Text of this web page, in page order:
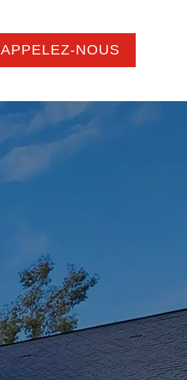
APPELEZ-NOUS